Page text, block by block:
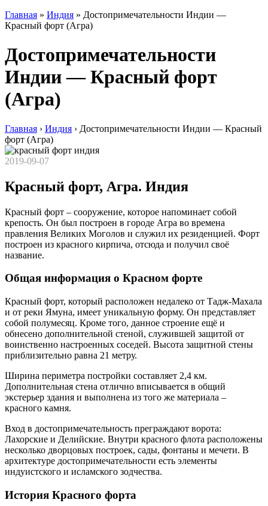
Главная » Индия » Достопримечательности Индии —
Красный форт (Агра)
Достопримечательности
Индии — Красный форт
(Агра)
Главная › Индия › Достопримечательности Индии — Красный
форт (Агра)
2019-09-07
Красный форт, Агра. Индия
Красный форт – сооружение, которое напоминает собой
крепость. Он был построен в городе Агра во времена
правления Великих Моголов и служил их резиденцией. Форт
построен из красного кирпича, отсюда и получил своё
название.
Общая информация о Красном форте
Красный форт, который расположен недалеко от Тадж-Махала
и от реки Ямуна, имеет уникальную форму. Он представляет
собой полумесяц. Кроме того, данное строение ещё и
обнесено дополнительной стеной, служившей защитой от
воинственно настроенных соседей. Высота защитной стены
приблизительно равна 21 метру.
Ширина периметра постройки составляет 2,4 км.
Дополнительная стена отлично вписывается в общий
экстерьер здания и выполнена из того же материала –
красного камня.
Вход в достопримечательность преграждают ворота:
Лахорские и Делийские. Внутри красного флота расположены
несколько дворцовых построек, сады, фонтаны и мечети. В
архитектуре достопримечательности есть элементы
индуистского и исламского зодчества.
История Красного форта